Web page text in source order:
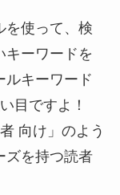
を使って、検
キーワードを
ルキーワード
い目ですよ！
向け」のよう
ズを持つ読者